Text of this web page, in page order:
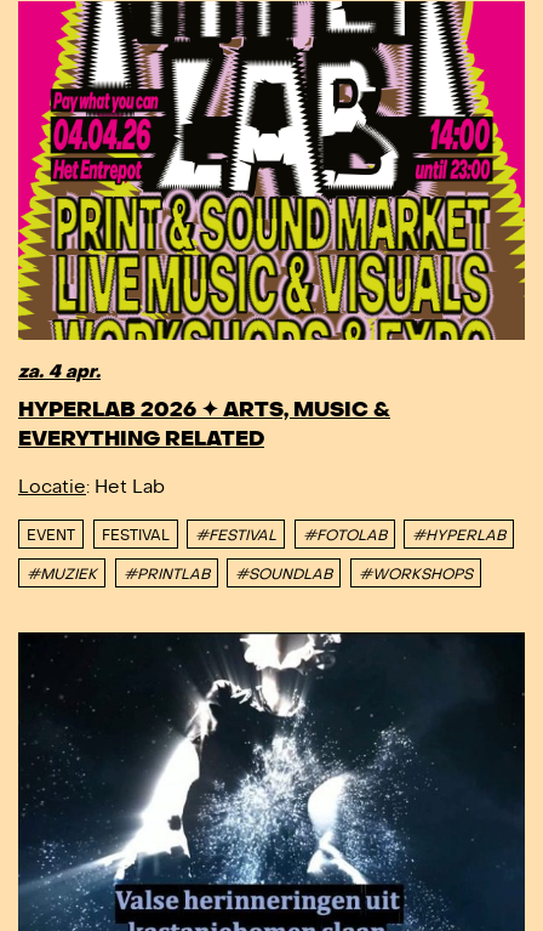
za. 4 apr.
HYPERLAB 2026 ✦ ARTS, MUSIC &
EVERYTHING RELATED
Locatie: Het Lab
EVENT FESTIVAL #FESTIVAL #FOTOLAB #HYPERLAB
#MUZIEK #PRINTLAB #SOUNDLAB #WORKSHOPS